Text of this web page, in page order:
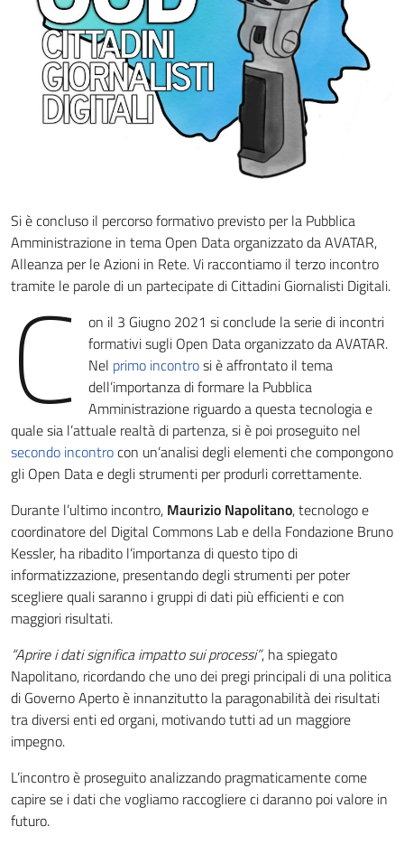
Si è concluso il percorso formativo previsto per la Pubblica
Amministrazione in tema Open Data organizzato da AVATAR,
Alleanza per le Azioni in Rete. Vi raccontiamo il terzo incontro
tramite le parole di un partecipate di Cittadini Giornalisti Digitali.
C
on il 3 Giugno 2021 si conclude la serie di incontri
formativi sugli Open Data organizzato da AVATAR.
Nel primo incontrosi è affrontato il tema
dell’importanza di formare la Pubblica
Amministrazione riguardo a questa tecnologia e
quale sia l’attuale realtà di partenza, si è poi proseguito nel
secondo incontrocon un’analisi degli elementi che compongono
gli Open Data e degli strumenti per produrli correttamente.
Durante l’ultimo incontro, Maurizio Napolitano, tecnologo e
coordinatore del Digital Commons Lab e della Fondazione Bruno
Kessler, ha ribadito l’importanza di questo tipo di
informatizzazione, presentando degli strumenti per poter
scegliere quali saranno i gruppi di dati più efficienti e con
maggiori risultati.
“Aprire i dati significa impatto sui processi”, ha spiegato
Napolitano, ricordando che uno dei pregi principali di una politica
di Governo Aperto è innanzitutto la paragonabilità dei risultati
tra diversi enti ed organi, motivando tutti ad un maggiore
impegno.
L’incontro è proseguito analizzando pragmaticamente come
capire se i dati che vogliamo raccogliere ci daranno poi valore in
futuro.